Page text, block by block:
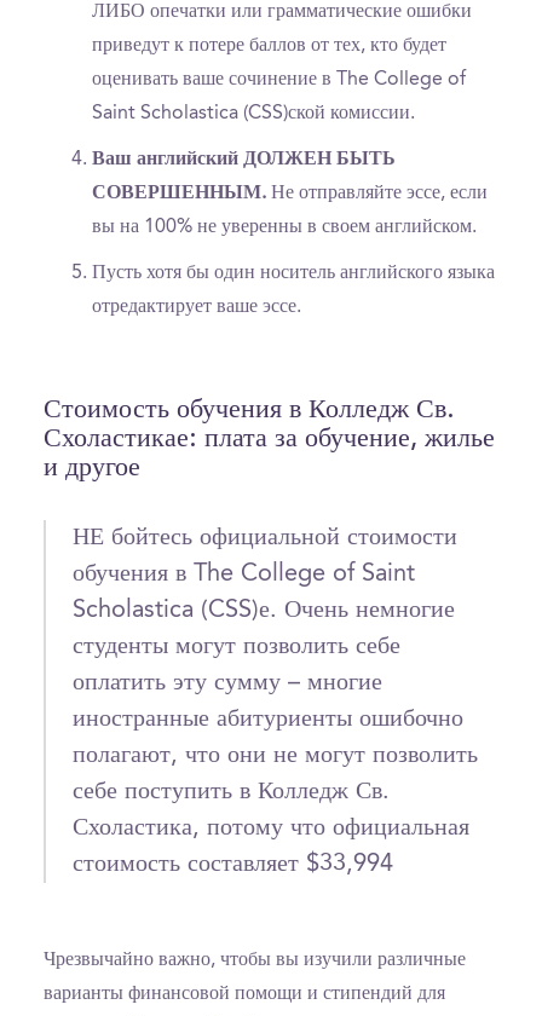
ЛИБО опечатки или грамматические ошибки
приведут к потере баллов от тех, кто будет
оценивать ваше сочинение в The College of
Saint Scholastica (CSS)ской комиссии.
Ваш английский ДОЛЖЕН БЫТЬ
СОВЕРШЕННЫМ. Не отправляйте эссе, если
вы на 100% не уверенны в своем английском.
Пусть хотя бы один носитель английского языка
отредактирует ваше эссе.
Стоимость обучения в Колледж Св.
Схоластикае: плата за обучение, жилье
и другое
НЕ бойтесь официальной стоимости
обучения в The College of Saint
Scholastica (CSS)е. Очень немногие
студенты могут позволить себе
оплатить эту сумму – многие
иностранные абитуриенты ошибочно
полагают, что они не могут позволить
себе поступить в Колледж Св.
Схоластика, потому что официальная
стоимость составляет $33,994
Чрезвычайно важно, чтобы вы изучили различные
варианты финансовой помощи и стипендий для